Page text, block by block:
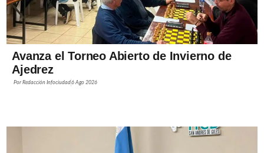
Avanza el Torneo Abierto de Invierno de
Ajedrez
PorRedacción Infociudad6 Ago 2026